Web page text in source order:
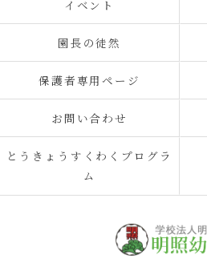
イベント
園長の徒然
保護者専用ページ
お問い合わせ
とうきょうすくわくプログラ
ム